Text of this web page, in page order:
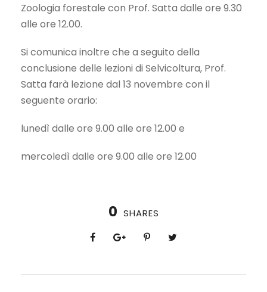
Zoologia forestale con Prof. Satta dalle ore 9.30
alle ore 12.00.
Si comunica inoltre che a seguito della
conclusione delle lezioni di Selvicoltura, Prof.
Satta farà lezione dal 13 novembre con il
seguente orario:
lunedì dalle ore 9.00 alle ore 12.00 e
mercoledì dalle ore 9.00 alle ore 12.00
0 SHARES